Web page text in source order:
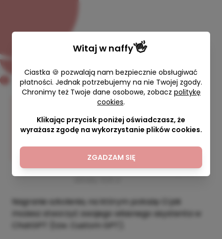
Szkolenie online: Jak zrobić swój
Weronika Modzelewska | Przystanek
111,00 zł 67,00 zł
Nagranie szkolenia, na którym pokażę Ci jak
możesz stworzyć swojego własnego asystenta w
ChatGPT (tzw. Custom GPT).
Witaj w naffy👋
Ciastka 🍪 pozwalają nam bezpiecznie obsługiwać
płatności. Jednak potrzebujemy na nie Twojej zgody.
Chronimy też Twoje dane osobowe, zobacz politykę
cookies.
Klikając przycisk poniżej oświadczasz, że
wyrażasz zgodę na wykorzystanie plików cookies.
ZGADZAM SIĘ